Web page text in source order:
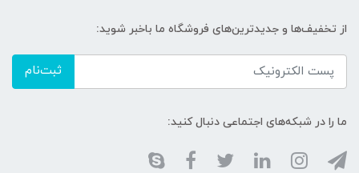
از تخفیف‌ها و جدیدترین‌های فروشگاه ما باخبر شوید:
ثبت‌نام
ما را در شبکه‌های اجتماعی دنبال کنید: